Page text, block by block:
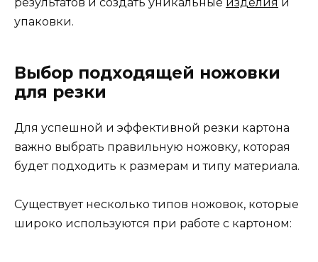
упаковки.
Выбор подходящей ножовки
для резки
Для успешной и эффективной резки картона
важно выбрать правильную ножовку, которая
будет подходить к размерам и типу материала.
Существует несколько типов ножовок, которые
широко используются при работе с картоном: